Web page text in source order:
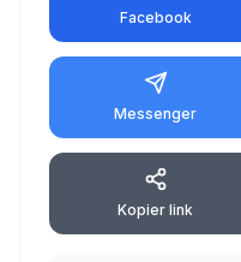
Facebook
Messenger
Kopier link